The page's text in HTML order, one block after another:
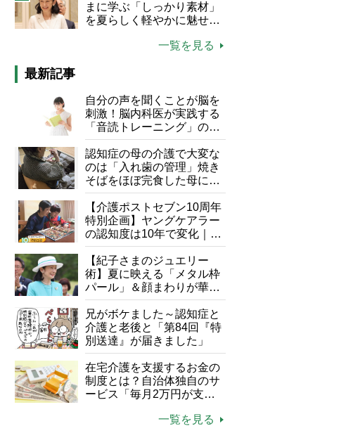
まに学ぶ「しっかり素材」
を夏らしく軽やかに魅せる
一覧を見る
最新記事
自分の声を聞くことが脳を
刺激！脳内科医が実践する
「音読トレーニング」の極
意
認知症の母の介護で大変な
のは「入れ歯の管理」焼き
そばをほぼ完食した母に息
子が血の気が引いた理由
【介護ポストセブン10周年
特別企画】ヤングケアラー
の認知度は10年で変化｜流
行語大賞にノミネート、法
律にも明記されたが果たし
て現在は？
【紀子さまのジュエリー
術】夏に映える「メタル枠
パール」＆顔まわりが華や
ぐ「揺れる一粒」の使い分
け方
兄がボケました～認知症と
介護と老後と「第84回『特
別送達』が届きました」
在宅介護を支援するお金の
制度とは？自治体独自のサ
ービス「毎月2万円が支給
一覧を見る